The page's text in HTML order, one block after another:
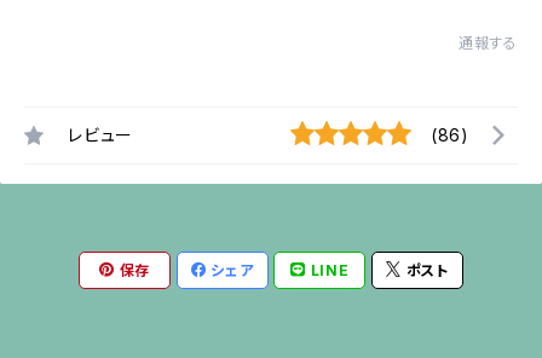
通報する
レビュー (86)
保存 シェア LINE ポスト